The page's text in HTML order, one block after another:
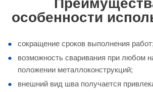
особенности
сокращение сроков выполнения работ;
возможность сваривания при любом
положении металлоконструкций;
внешний вид шва получается